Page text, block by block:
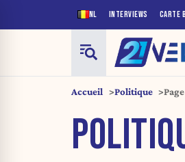
NL INTERVIEWS CARTE
Accueil Politique